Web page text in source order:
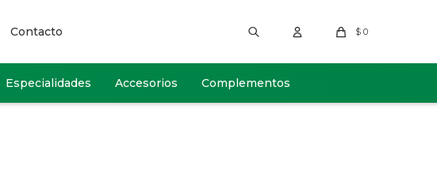
Especialidades Accesorios Complementos
$ 0
Contacto